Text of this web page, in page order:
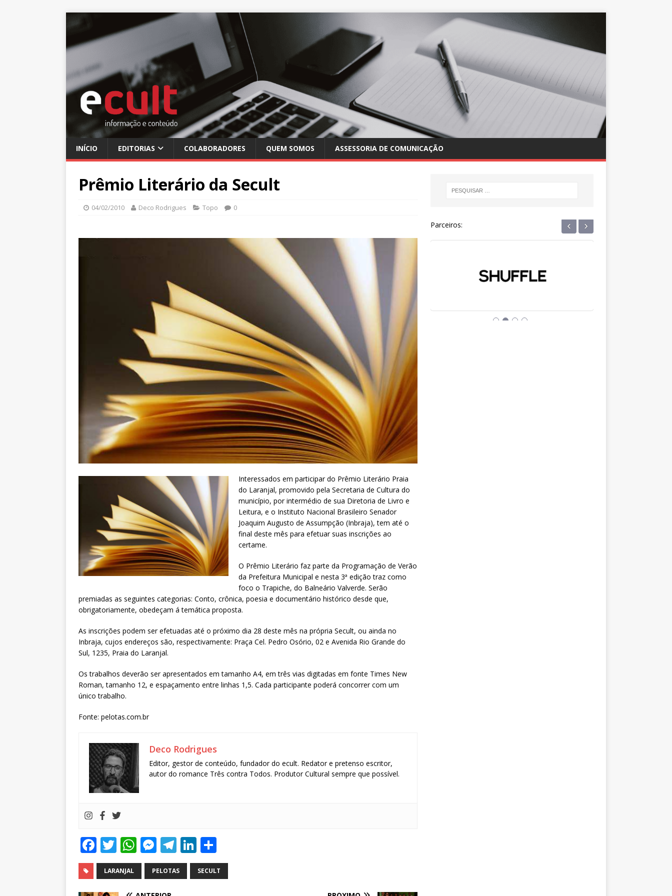
INÍCIO EDITORIAS COLABORADORES QUEM SOMOS ASSESSORIA DE COMUNICAÇÃO
Prêmio Literário da Secult
04/02/2010 Deco Rodrigues Topo 0
Interessados em participar do Prêmio Literário Praia
do Laranjal, promovido pela Secretaria de Cultura do
município, por intermédio de sua Diretoria de Livro e
Leitura, e o Instituto Nacional Brasileiro Senador
Joaquim Augusto de Assumpção (Inbraja), tem até o
final deste mês para efetuar suas inscrições ao
certame.
O Prêmio Literário faz parte da Programação de Verão
da Prefeitura Municipal e nesta 3ª edição traz como
foco o Trapiche, do Balneário Valverde. Serão
premiadas as seguintes categorias: Conto, crônica, poesia e documentário histórico desde que,
obrigatoriamente, obedeçam á temática proposta.
As inscrições podem ser efetuadas até o próximo dia 28 deste mês na própria Secult, ou ainda no
Inbraja, cujos endereços são, respectivamente: Praça Cel. Pedro Osório, 02 e Avenida Rio Grande do
Sul, 1235, Praia do Laranjal.
Os trabalhos deverão ser apresentados em tamanho A4, em três vias digitadas em fonte Times New
Roman, tamanho 12, e espaçamento entre linhas 1,5. Cada participante poderá concorrer com um
único trabalho.
Fonte: pelotas.com.br
Deco Rodrigues
Editor, gestor de conteúdo, fundador do ecult. Redator e pretenso escritor,
autor do romance Três contra Todos. Produtor Cultural sempre que possível.
F
a
c
T
w
it
W
h
at
M
e
ss
T
el
e
Li
n
k
h
ar
LARANJAL PELOTAS SECULT
Parceiros: ‹ ›